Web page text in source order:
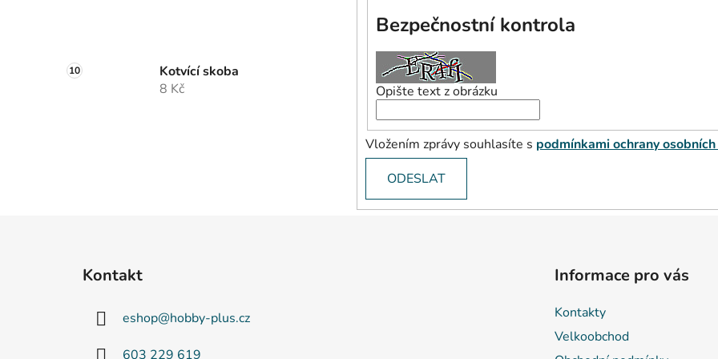
Kotvící skoba
8 Kč
Bezpečnostní kontrola
Opište text z obrázku
Vložením zprávy souhlasíte s podmínkami ochrany
ODESLAT
Kontakt
eshop@hobby-plus.cz
603 229 619
Informace pro vás
Kontakty
Velkoobchod